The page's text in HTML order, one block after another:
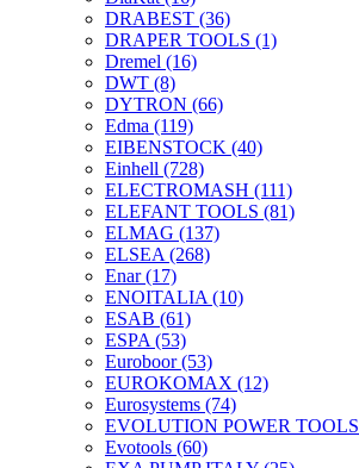
DRABEST (36)
DRAPER TOOLS (1)
Dremel (16)
DWT (8)
DYTRON (66)
Edma (119)
EIBENSTOCK (40)
Einhell (728)
ELECTROMASH (111)
ELEFANT TOOLS (81)
ELMAG (137)
ELSEA (268)
Enar(17)
ENOITALIA (10)
ESAB (61)
ESPA (53)
Euroboor(53)
EUROKOMAX (12)
Eurosystems (74)
EVOLUTION POWER TOOLS
Evotools (60)